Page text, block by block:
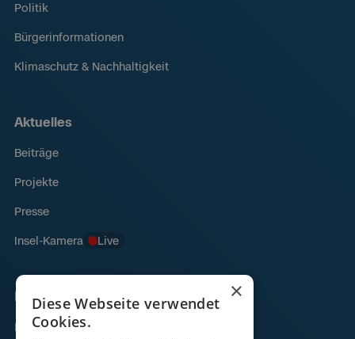
Politik
Bürgerinformationen
Klimaschutz & Nachhaltigkeit
Aktuelles
Beiträge
Projekte
Presse
Insel-Kamera Live
Links
Fähre
×
Diese Webseite verwendet
Cookies.